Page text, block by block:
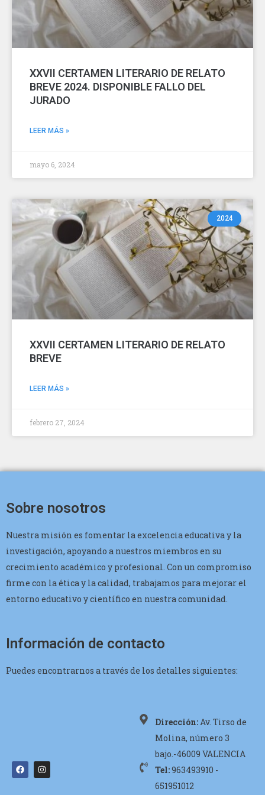
XXVII CERTAMEN LITERARIO DE RELATO
BREVE 2024. DISPONIBLE FALLO DEL
JURADO
LEER MÁS »
mayo 6, 2024
2024
XXVII CERTAMEN LITERARIO DE RELATO
BREVE
LEER MÁS »
febrero 27, 2024
Sobre nosotros
Nuestra misión es fomentar la excelencia educativa y la
investigación, apoyando a nuestros miembros en su
crecimiento académico y profesional. Con un compromiso
firme con la ética y la calidad, trabajamos para mejorar el
entorno educativo y científico en nuestra comunidad.
Información de contacto
Puedes encontrarnos a través de los detalles siguientes:
Dirección:Av. Tirso de
Molina, número 3
bajo.-46009 VALENCIA
Tel:963493910 -
651951012